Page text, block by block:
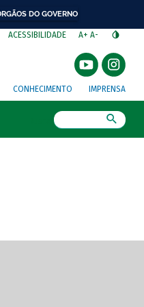
DO GOVERNO
ACESSIBILIDADE A+ A-
CONHECIMENTO IMPRENSA